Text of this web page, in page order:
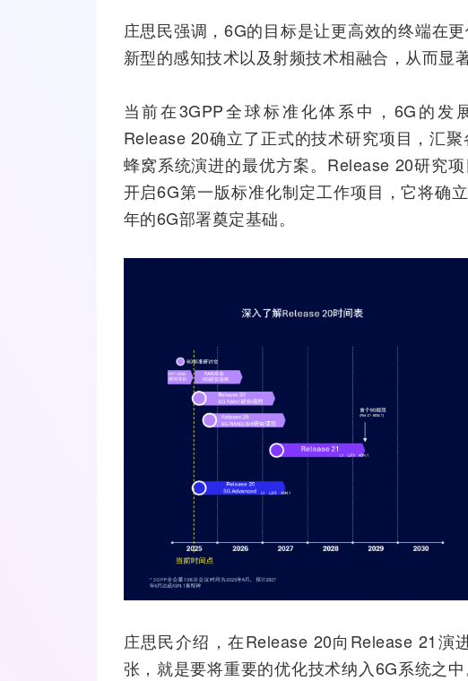
庄思民强调，6G的目标是让更高效的终端在
新型的感知技术以及射频技术相融合，从而显
当前在3GPP全球标准化体系中，6G的发
Release 20确立了正式的技术研究项目，汇
蜂窝系统演进的最优方案。Release 20研究
开启6G第一版标准化制定工作项目，它将确
年的6G部署奠定基础。
庄思民介绍，在Release 20向Release 21演
张，就是要将重要的优化技术纳入6G系统之